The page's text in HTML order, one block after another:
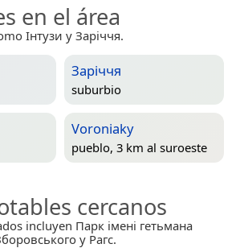
en el área
Інтузи y Заріччя.
Заріччя
suburbio
Voroniaky
pueblo, 3 km al suroeste
cercanos
incluyen Парк імені гетьмана
y Рагс.